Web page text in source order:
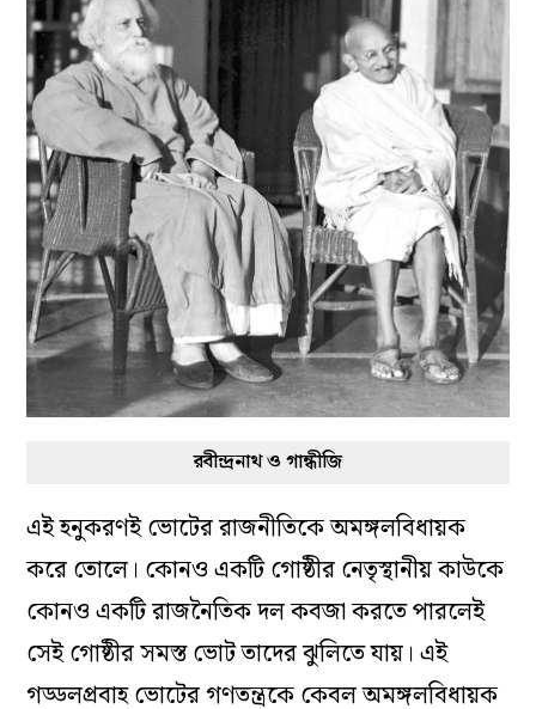
রবীন্দ্রনাথ ও গান্ধীজি
এই হনুকরণই ভোটের রাজনীতিকে অমঙ্গলবিধায়ক
করে তোলে। কোনও একটি গোষ্ঠীর নেতৃস্থানীয় কাউকে
কোনও একটি রাজনৈতিক দল কবজা করতে পারলেই
সেই গোষ্ঠীর সমস্ত ভোট তাদের ঝুলিতে যায়। এই
গড্ডলপ্রবাহ ভোটের গণতন্ত্রকে কেবল অমঙ্গলবিধায়ক